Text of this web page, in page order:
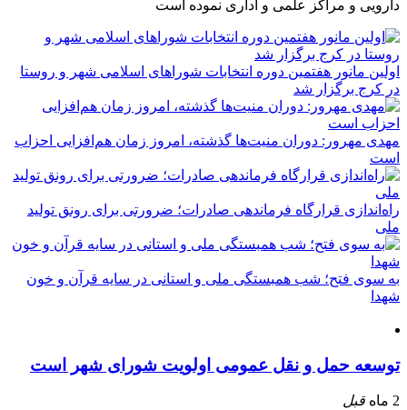
دارویی و مراکز علمی و اداری نموده است
اولین مانور هفتمین دوره انتخابات شوراهای اسلامی شهر و روستا
در کرج برگزار شد
مهدی مهرور: دوران منیت‌ها گذشته، امروز زمان هم‌افزایی احزاب
است
راه‌اندازی قرارگاه فرماندهی صادرات؛ ضرورتی برای رونق تولید
ملی
به سوی فتح؛ شب همبستگی ملی و استانی در سایه قرآن و خون
شهدا
توسعه حمل و نقل عمومی اولویت شورای شهر است
2 ماه قبل